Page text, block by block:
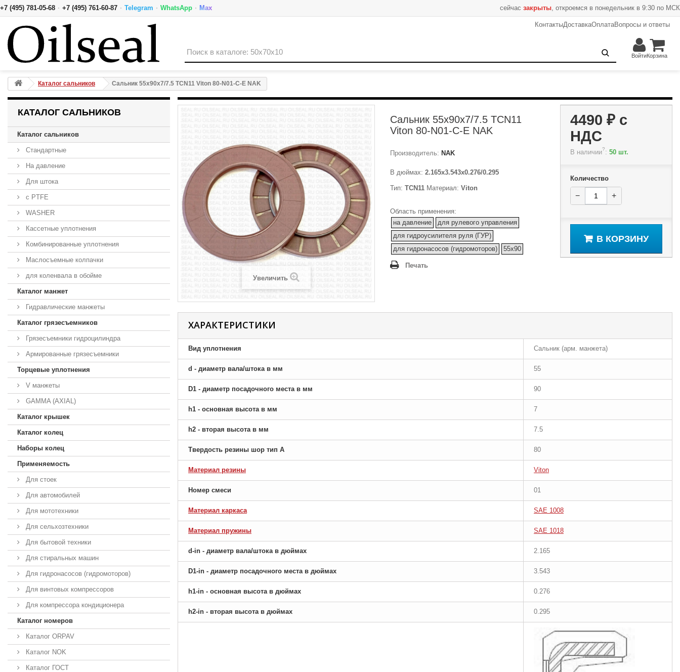
+7 (495) 781-05-68 · +7 (495) 761-60-87 · Telegram · WhatsApp · Max сейчас закрыты, откроемся в понедельник в 9:30 по МСК
КонтактыДоставкаОплатаВопросы и ответы
ВойтиКорзина
Каталог сальников Сальник 55x90x7/7.5 TCN11 Viton 80-N01-C-E NAK
КАТАЛОГ САЛЬНИКОВ
Каталог сальников
Стандартные
На давление
Для штока
с PTFE
WASHER
Кассетные уплотнения
Комбинированные уплотнения
Маслосъемные колпачки
для коленвала в обойме
Каталог манжет
Гидравлические манжеты
Каталог грязесъемников
Грязесъемники гидроцилиндра
Армированные грязесъемники
Торцевые уплотнения
V манжеты
GAMMA (AXIAL)
Каталог крышек
Каталог колец
Наборы колец
Применяемость
Для стоек
Для автомобилей
Для мототехники
Для сельхозтехники
Для бытовой техники
Для стиральных машин
Для гидронасосов (гидромоторов)
Для винтовых компрессоров
Для компрессора кондиционера
Каталог номеров
Каталог ORPAV
Каталог NOK
Каталог ГОСТ
Увеличить
Сальник 55x90x7/7.5 TCN11
Viton 80-N01-C-E NAK
Производитель: NAK
В дюймах: 2.165x3.543x0.276/0.295
Тип: TCN11 Материал: Viton
Область применения:
на давление
для рулевого управления
для гидроусилителя руля (ГУР)
для гидронасосов (гидромоторов)
55x90
Печать
4490 ₽с
НДС
В наличии?: 50 шт.
Количество
− +
В КОРЗИНУ
Сальник 55x90x7/7.5 TCN11 Viton 80-N01-C-E NAK + В корзину
ХАРАКТЕРИСТИКИ
Вид уплотнения Сальник (арм. манжета)
d - диаметр вала/штока в мм 55
D1 - диаметр посадочного места в мм 90
h1 - основная высота в мм 7
h2 - вторая высота в мм 7.5
Твердость резины шор тип A 80
Материал резины Viton
Номер смеси 01
Материал каркаса SAE 1008
Материал пружины SAE 1018
d-in - диаметр вала/штока в дюймах 2.165
D1-in - диаметр посадочного места в дюймах 3.543
h1-in - основная высота в дюймах 0.276
h2-in - вторая высота в дюймах 0.295